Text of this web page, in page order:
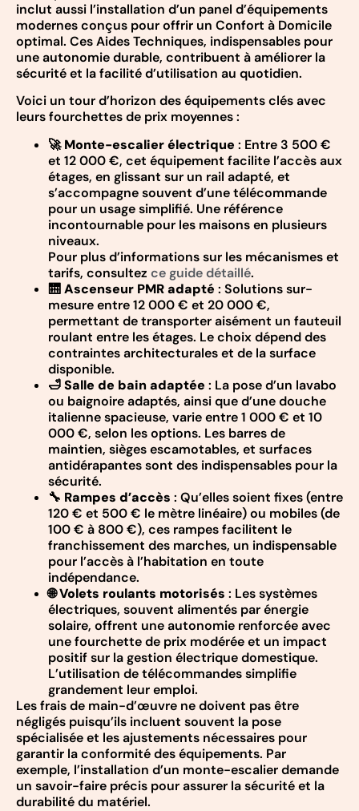
inclut aussi l’installation d’un panel d’équipements
modernes conçus pour offrir un Confort à Domicile
optimal. Ces Aides Techniques, indispensables pour
une autonomie durable, contribuent à améliorer la
sécurité et la facilité d’utilisation au quotidien.
Voici un tour d’horizon des équipements clés avec
leurs fourchettes de prix moyennes :
🚀Monte-escalier électrique : Entre 3 500 €
et 12 000 €, cet équipement facilite l’accès aux
étages, en glissant sur un rail adapté, et
s’accompagne souvent d’une télécommande
pour un usage simplifié. Une référence
incontournable pour les maisons en plusieurs
niveaux.
Pour plus d’informations sur les mécanismes et
tarifs, consultez ce guide détaillé.
🛗Ascenseur PMR adapté : Solutions sur-
mesure entre 12 000 € et 20 000 €,
permettant de transporter aisément un fauteuil
roulant entre les étages. Le choix dépend des
contraintes architecturales et de la surface
disponible.
🛁Salle de bain adaptée : La pose d’un lavabo
ou baignoire adaptés, ainsi que d’une douche
italienne spacieuse, varie entre 1 000 € et 10
000 €, selon les options. Les barres de
maintien, sièges escamotables, et surfaces
antidérapantes sont des indispensables pour la
sécurité.
🔧 Rampes d’accès : Qu’elles soient fixes (entre
120 € et 500 € le mètre linéaire) ou mobiles (de
100 € à 800 €), ces rampes facilitent le
franchissement des marches, un indispensable
pour l’accès à l’habitation en toute
indépendance.
🌐Volets roulants motorisés : Les systèmes
électriques, souvent alimentés par énergie
solaire, offrent une autonomie renforcée avec
une fourchette de prix modérée et un impact
positif sur la gestion électrique domestique.
L’utilisation de télécommandes simplifie
grandement leur emploi.
Les frais de main-d’œuvre ne doivent pas être
négligés puisqu’ils incluent souvent la pose
spécialisée et les ajustements nécessaires pour
garantir la conformité des équipements. Par
exemple, l’installation d’un monte-escalier demande
un savoir-faire précis pour assurer la sécurité et la
durabilité du matériel.